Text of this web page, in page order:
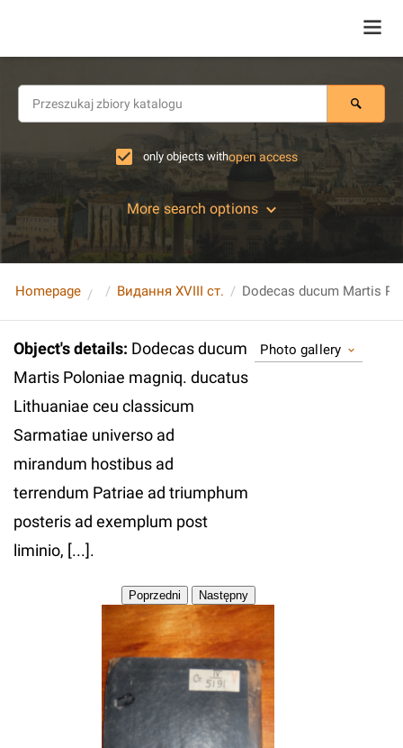
only objects withopen access
More search options
Homepage Видання XVIII ст.
Object's details: Dodecas ducum
Martis Poloniae magniq. ducatus
Lithuaniae ceu classicum
Sarmatiae universo ad
mirandum hostibus ad
terrendum Patriae ad triumphum
posteris ad exemplum post
liminio, [...].
Photo gallery